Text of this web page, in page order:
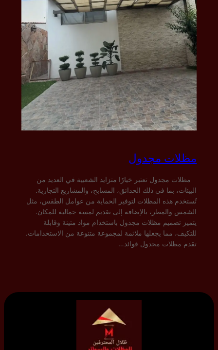
مظلات مجدول
مظلات مجدول تعتبر خيارًا متزايد الشعبية في العديد من
البيئات، بما في ذلك الحدائق، المسابح، والمشاريع التجارية.
تُستخدم هذه المظلات لتوفير الحماية من عوامل الطقس، مثل
الشمس والمطر، بالإضافة إلى تقديم لمسة جمالية للمكان.
يتميز تصميم مظلات مجدول باستخدام مواد متينة وقابلة
للتكيف، مما يجعلها ملائمة لمجموعة متنوعة من الاستخدامات.
تقدم مظلات مجدول فوائد…